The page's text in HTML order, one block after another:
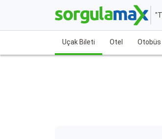
Uçak Bileti Otel Otobüs